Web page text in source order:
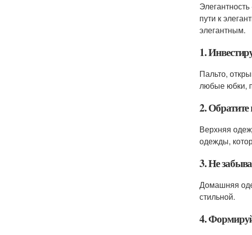
пути к
элегантным.
1.
Пальто,
любые юбки,
2.
Верхняя
одежды,
3. Не
Домашняя
стильной.
4.